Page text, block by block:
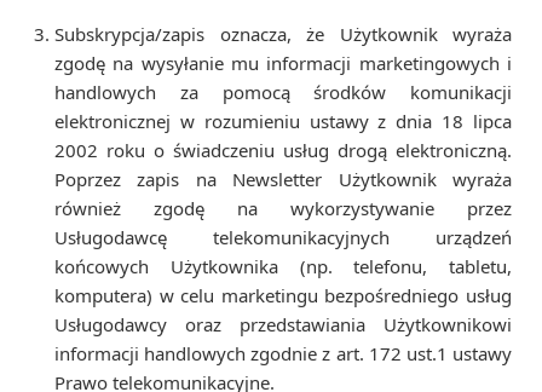
Subskrypcja/zapis oznacza, że Użytkownik wyraża
zgodę na wysyłanie mu informacji marketingowych i
handlowych za pomocą środków komunikacji
elektronicznej w rozumieniu ustawy z dnia 18 lipca
2002 roku o świadczeniu usług drogą elektroniczną.
Poprzez zapis na Newsletter Użytkownik wyraża
również zgodę na wykorzystywanie przez
Usługodawcę telekomunikacyjnych urządzeń
końcowych Użytkownika (np. telefonu, tabletu,
komputera) w celu marketingu bezpośredniego usług
Usługodawcy oraz przedstawiania Użytkownikowi
informacji handlowych zgodnie z art. 172 ust.1 ustawy
Prawo telekomunikacyjne.